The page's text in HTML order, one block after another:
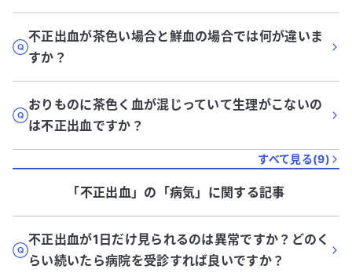
不正出血が茶色い場合と鮮血の場合では何が違いま
すか？
おりものに茶色く血が混じっていて生理がこないの
は不正出血ですか？
すべて見る(9)
「不正出血」 の「病気」に関する記事
不正出血が1日だけ見られるのは異常ですか？どのく
らい続いたら病院を受診すれば良いですか？